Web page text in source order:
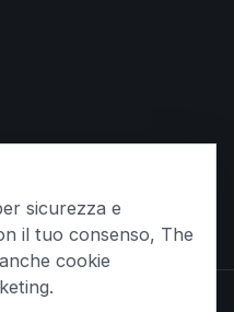
sicurezza e
il tuo consenso, The
cookie